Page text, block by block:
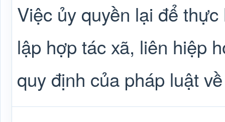
Việc ủy quyền lại để
lập hợp tác xã, liên hiệp
quy định của pháp luật